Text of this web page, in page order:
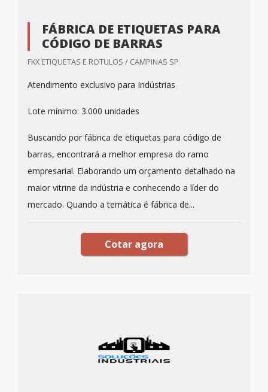
FÁBRICA DE ETIQUETAS PARA
CÓDIGO DE BARRAS
FKX ETIQUETAS E ROTULOS / CAMPINAS SP
Atendimento exclusivo para Indústrias
Lote mínimo: 3.000 unidades
Buscando por fábrica de etiquetas para código de
barras, encontrará a melhor empresa do ramo
empresarial. Elaborando um orçamento detalhado na
maior vitrine da indústria e conhecendo a líder do
mercado. Quando a temática é fábrica de...
Cotar agora